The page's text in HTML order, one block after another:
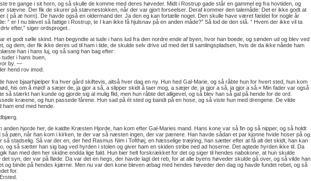
tre gange i sit horn, og så skulle de komme med deres høveder. Midt i Rostrup gade står en gammel eg fra hovtiden, og
stævne. Der fik de skurer på stævnestokken, når der var gjort forseelser. Deraf kommer den talemåde: Det er ikke godt at
( på æ horn). De havde også en oldermand der. Ja den eg kan fortælle noget. Den skulle have været fældet for nogle år
” er I nu blevet så fattige i Rostrup, te I kan ikke få hjulsnav på en anden måde?” Så lod de den stå. ” Hvem der ikke vil ta
efter,” siger ordsproget..
et godt sølle skind. Han begyndte at tude i hans lud fra den nordre ende af byen, hvor han boede, og sønden ud og blev ved
og dem, der fik ikke deres ud til ham i tide, de skulde selv drive ud med det til samlingspladsen, hvis de da ikke nåede ham
han i hans luj, og så sang han bag efter:
i hans buen,
by. —
hend rov imod.
have bjaarhjælper fra hver gård skiftevis, altså hver dag en ny. Hun hed Gal-Marie, og så råbte hun for hvert sted, hun kom
his om å mød! a sæjer de, ja gjor a så, a slipper skidt å taer mog, a sæjer de, ja gjor a så, ja gjor a så.« Min fader var også
så stærkt han kunde og gjorde sig al mulig flid, men hun råbte det alligevel, og så blev han så gal på hende for de ord.
kræene, og hun passede fårene. Hun sad på ét sted og bandt på en hose, og så viste hun med drengene. De vilde
ham end med hende.
anden hjorde her, de kaldte Kræsten Hjorde, han kom efter Gal-Maries mand. Hans kone var så fin og så nipper, og så holdt
så pæn, når han kom i kirken, te der var så næsten ingen, der var pænere. Han havde sådan et par kjonne hvide hoser på og
så stadselig. Så var der en, der hed Rasmus Nim i Tofthøj, en hæsselige træjring, han sætter efter at få alt det skidt, han kan
og så sætter han sig bag ved hyrden i stolen og giver ham en skiden stribe ned ad hoserne. Det agtede hyrden ikke til. Da
han med den her skidne endda lige fald. Hun bier helt forskrækket for det og siger til hendes nabokone, at hun skulde
det syn, der var på fløde. Da var det en hegs, der havde lagt det reb, for at alle byens høveder skulde gå over, og så vilde han
og binde på hendes kjærne. Men nu var den kone bleven æbag med hendes høveder den dag og havde fundet rebet, og så
for.